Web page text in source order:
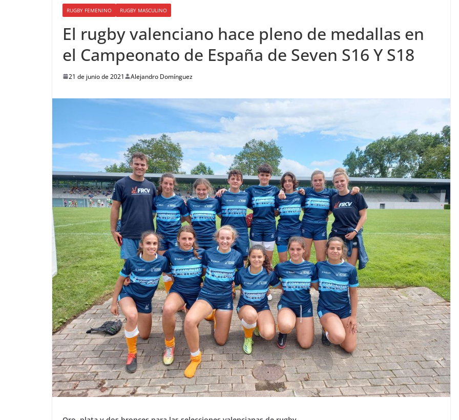
RUGBY FEMENINO RUGBY MASCULINO
El rugby valenciano hace pleno de medallas en
el Campeonato de España de Seven S16 Y S18
21 de junio de 2021 Alejandro Domínguez